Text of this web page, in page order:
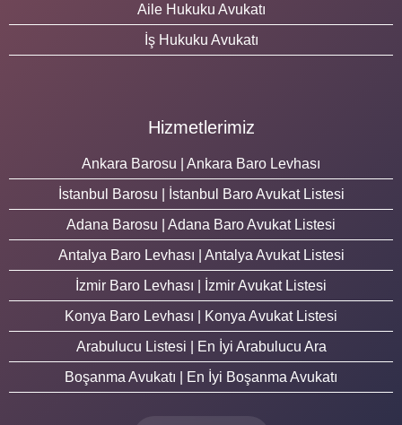
Aile Hukuku Avukatı
İş Hukuku Avukatı
Hizmetlerimiz
Ankara Barosu | Ankara Baro Levhası
İstanbul Barosu | İstanbul Baro Avukat Listesi
Adana Barosu | Adana Baro Avukat Listesi
Antalya Baro Levhası | Antalya Avukat Listesi
İzmir Baro Levhası | İzmir Avukat Listesi
Konya Baro Levhası | Konya Avukat Listesi
Arabulucu Listesi | En İyi Arabulucu Ara
Boşanma Avukatı | En İyi Boşanma Avukatı